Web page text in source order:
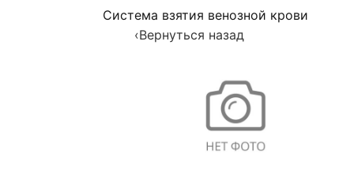
Система взятия венозной крови
‹Вернуться назад